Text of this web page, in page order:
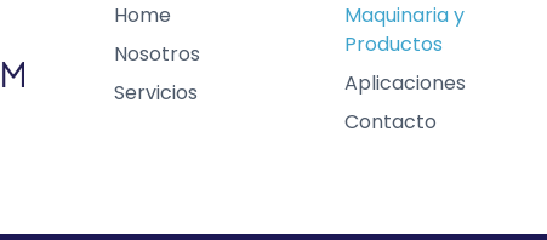
Home
Nosotros
Servicios
Maquinaria y
Productos
Aplicaciones
Contacto